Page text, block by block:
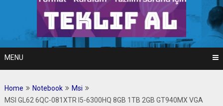
MENU
Home Notebook
Msi
MSI GL62 6QC-081XTR I5-6300HQ 8GB 1TB 2GB GT940MX VGA